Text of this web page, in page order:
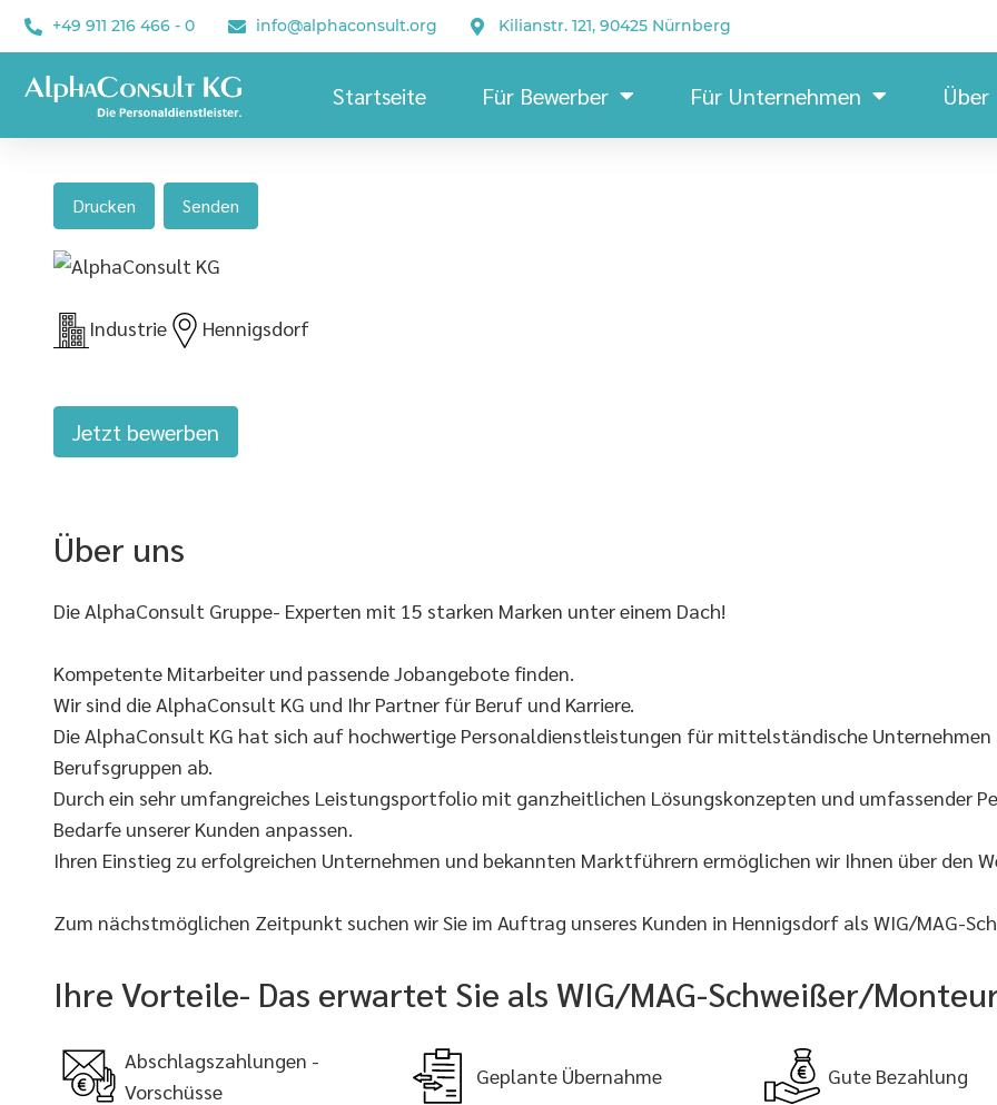
+49 911 216 466 - 0 info@alphaconsult.org Kilianstr. 121, 90425 Nürnberg
Startseite Für Bewerber Für Unternehmen Über
Drucken Senden
Industrie Hennigsdorf
Jetzt bewerben
Über uns
Die AlphaConsult Gruppe- Experten mit 15 starken Marken unter einem Dach!
Kompetente Mitarbeiter und passende Jobangebote finden.
Wir sind die AlphaConsult KG und Ihr Partner für Beruf und Karriere.
Die AlphaConsult KG hat sich auf hochwertige Personaldienstleistungen für mittelständische
Berufsgruppen ab.
Durch ein sehr umfangreiches Leistungsportfolio mit ganzheitlichen Lösungskonzepten und umfassender
Bedarfe unserer Kunden anpassen.
Ihren Einstieg zu erfolgreichen Unternehmen und bekannten Marktführern ermöglichen wir Ihnen über den
Zum nächstmöglichen Zeitpunkt suchen wir Sie im Auftrag unseres Kunden in Hennigsdorf als WIG/MAG-
Ihre Vorteile- Das erwartet Sie als WIG/MAG-Schweißer/
Abschlagszahlungen -
Vorschüsse
Geplante Übernahme Gute Bezahlung